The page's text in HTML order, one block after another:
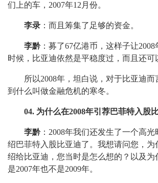
们上的车，2007年12月份。
李录 ：而且筹集了足够的资金。
李黔：募了67亿港币，这样子让
时候，比亚迪依然是平稳度过，而且还可
所以2008年，坦白说，对于比亚迪
到什么叫做金融危机的寒冬。
04. 为什么在2008年引荐巴菲特入股
李黔：2008年我们还发生了一个高
绍巴菲特入股比亚迪了。我想请问您，为
绍给比亚迪，您当时是怎么想的？以及为
是2007年也不是2009年。